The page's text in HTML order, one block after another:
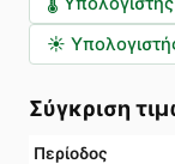
☀️
Σύγκριση
Περίοδος